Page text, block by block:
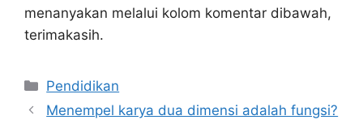
menanyakan melalui kolom komentar dibawah,
terimakasih.
Kategori
Pendidikan
Menempel karya dua dimensi adalah fungsi?